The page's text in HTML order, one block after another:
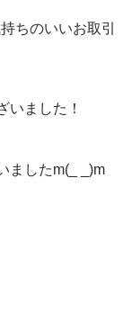
ちのいいお取引
いました！
ましたm(_ _)m